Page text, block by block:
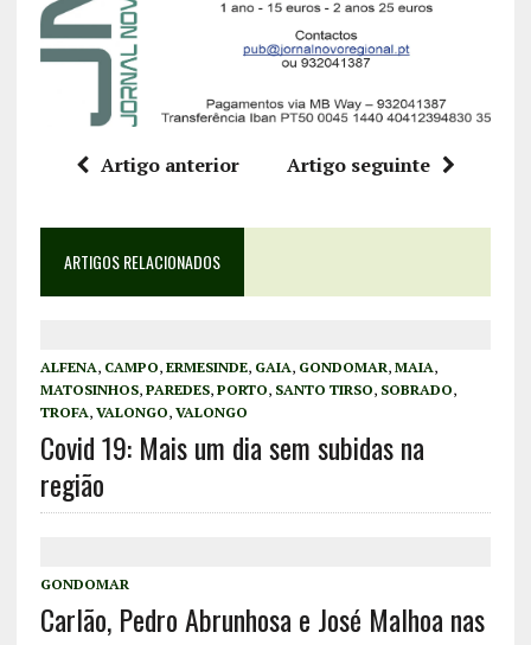
Artigo anterior Artigo seguinte
ARTIGOS RELACIONADOS
ALFENA, CAMPO, ERMESINDE, GAIA, GONDOMAR, MAIA,
MATOSINHOS, PAREDES, PORTO, SANTO TIRSO, SOBRADO,
TROFA, VALONGO, VALONGO
Covid 19: Mais um dia sem subidas na
região
GONDOMAR
Carlão, Pedro Abrunhosa e José Malhoa nas